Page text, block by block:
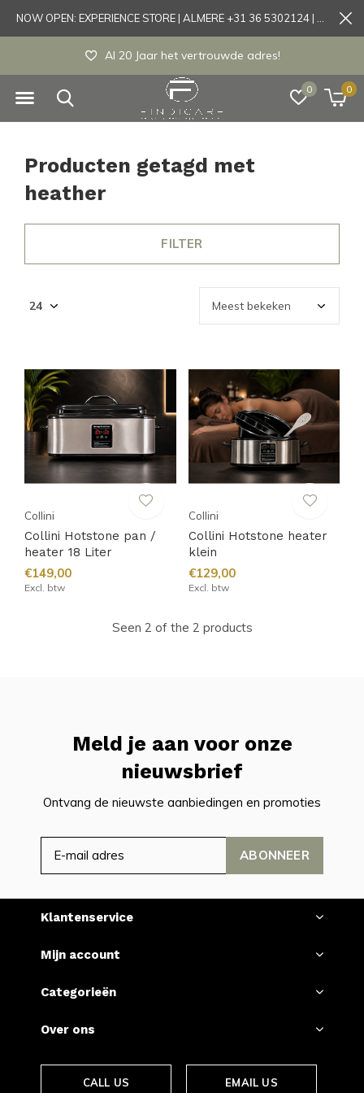
0 0
Al 20 Jaar het vertrouwde adres!
Producten getagd met
heather
FILTER
Collini
Collini Hotstone pan /
heater 18 Liter
€149,00
Excl. btw
Collini
Collini Hotstone heater
klein
€129,00
Excl. btw
Seen 2 of the 2 products
Meld je aan voor onze
nieuwsbrief
Ontvang de nieuwste aanbiedingen en promoties
ABONNEER
Klantenservice
Mijn account
Categorieën
Over ons
CALL US EMAIL US